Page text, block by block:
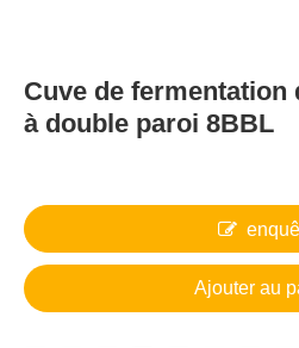
Cuve de fermentation
à double paroi 8BBL
Ajouter au